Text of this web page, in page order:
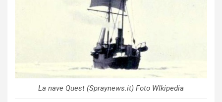
La nave Quest (Spraynews.it) Foto WIkipedia